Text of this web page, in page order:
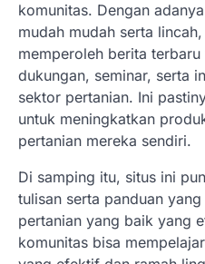
komunitas. Dengan
mudah mudah serta
memperoleh berita
dukungan, seminar, serta
sektor pertanian. Ini
untuk meningkatkan
pertanian mereka sendiri.
Di samping itu, situs ini
tulisan serta panduan
pertanian yang baik yang
komunitas bisa